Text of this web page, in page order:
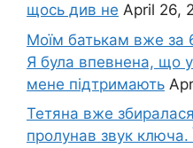
щось див не April 26,
Моїм батькам вже за
Я була впевнена, що
мене підтримають
Тетяна вже
пролунав звук ключа.